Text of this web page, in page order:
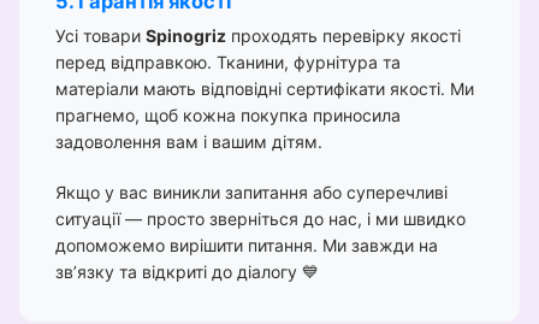
Усі товари Spinogriz проходять перевірку якості
перед відправкою. Тканини, фурнітура та
матеріали мають відповідні сертифікати якості. Ми
прагнемо, щоб кожна покупка приносила
задоволення вам і вашим дітям.
Якщо у вас виникли запитання або суперечливі
ситуації — просто зверніться до нас, і ми швидко
допоможемо вирішити питання. Ми завжди на
зв’язку та відкриті до діалогу 💙